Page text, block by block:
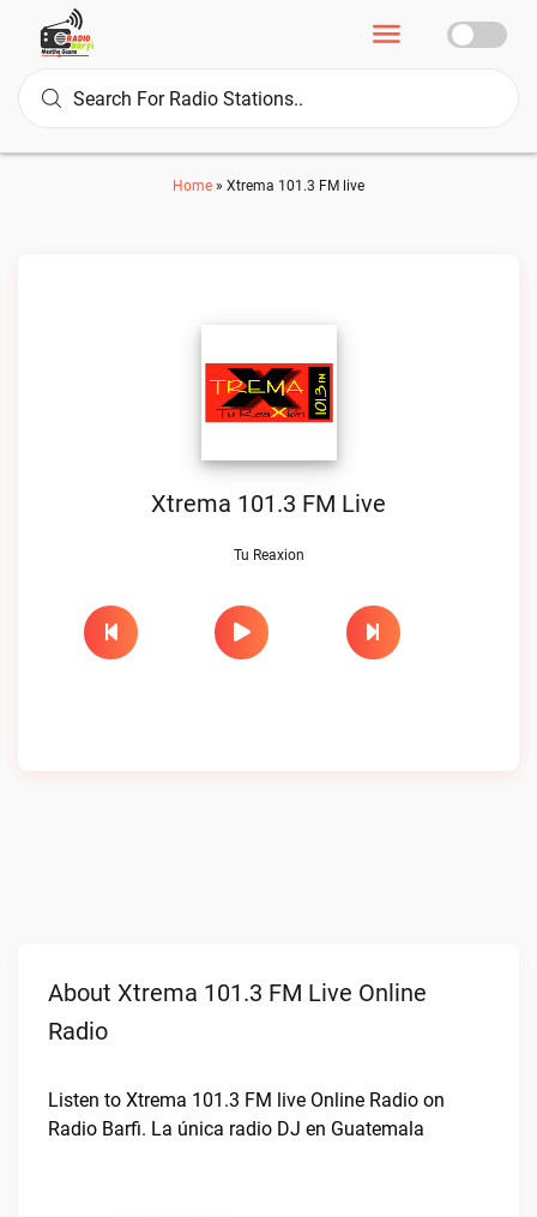
Home » Xtrema 101.3 FM live
Xtrema 101.3 FM Live
Tu Reaxion
About Xtrema 101.3 FM Live Online
Radio
Listen to Xtrema 101.3 FM live Online Radio on
Radio Barfi. La única radio DJ en Guatemala